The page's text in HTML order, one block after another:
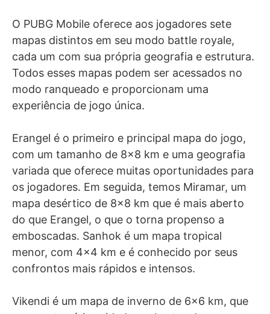
O PUBG Mobile oferece aos jogadores sete
mapas distintos em seu modo battle royale,
cada um com sua própria geografia e estrutura.
Todos esses mapas podem ser acessados no
modo ranqueado e proporcionam uma
experiência de jogo única.
Erangel é o primeiro e principal mapa do jogo,
com um tamanho de 8×8 km e uma geografia
variada que oferece muitas oportunidades para
os jogadores. Em seguida, temos Miramar, um
mapa desértico de 8×8 km que é mais aberto
do que Erangel, o que o torna propenso a
emboscadas. Sanhok é um mapa tropical
menor, com 4×4 km e é conhecido por seus
confrontos mais rápidos e intensos.
Vikendi é um mapa de inverno de 6×6 km, que